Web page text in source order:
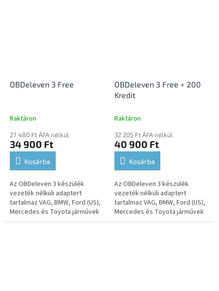
OBDeleven 3 Free
Raktáron
27 480 Ft ÁFA nélkül
34 900 Ft
Kosárba
Az OBDeleven 3 készülék
vezeték nélküli adaptert
tartalmaz VAG, BMW, Ford (US),
Mercedes és Toyota járművek
OBD-II diagnosztikájához.
OBDeleven 3 Free + 200
Kredit
Raktáron
32 205 Ft ÁFA nélkül
40 900 Ft
Kosárba
Az OBDeleven 3 készülék
vezeték nélküli adaptert
tartalmaz VAG, BMW, Ford (US),
Mercedes és Toyota járművek
OBD-II diagnosztikájához.